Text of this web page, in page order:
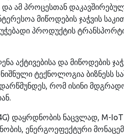
ამ პროცესთან
მიწოდების ჯაჭვის
პროდუქტის
აქტივებისა და მიწოდების
ტექნოლოგია ბიზნესს
რომ ისინი
დაყრდნობის ნაცვლად, M-
ენერგოეფექტური